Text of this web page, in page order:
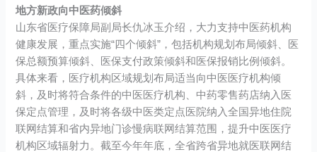
地方新政向中医药倾斜
山东省医疗保障局副局长仇冰玉介绍，大力支持中医药机构
健康发展，重点实施“四个倾斜”，包括机构规划布局倾斜、医
保总额预算倾斜、医保支付政策倾斜和医保报销比例倾斜。
具体来看，医疗机构区域规划布局适当向中医医疗机构倾
斜，及时将符合条件的中医医疗机构、中药零售药店纳入医
保定点管理，及时将各级中医类定点医院纳入全国异地住院
联网结算和省内异地门诊慢病联网结算范围，提升中医医疗
机构区域辐射力。截至今年年底，全省跨省异地就医联网结